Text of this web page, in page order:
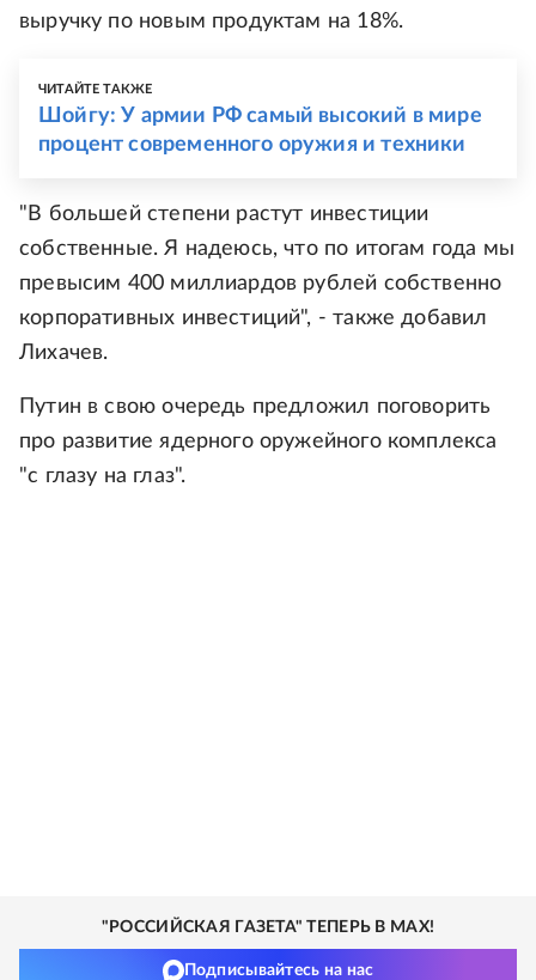
выручку по новым продуктам на 18%.
ЧИТАЙТЕ ТАКЖЕ
Шойгу: У армии РФ самый высокий в мире
процент современного оружия и техники
"В большей степени растут инвестиции
собственные. Я надеюсь, что по итогам года мы
превысим 400 миллиардов рублей собственно
корпоративных инвестиций", - также добавил
Лихачев.
Путин в свою очередь предложил поговорить
про развитие ядерного оружейного комплекса
"с глазу на глаз".
"РОССИЙСКАЯ ГАЗЕТА" ТЕПЕРЬ В MAX!
Подписывайтесь на нас